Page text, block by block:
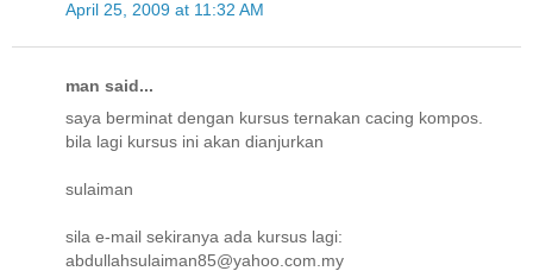
April 25, 2009 at 11:32 AM
man said...
saya berminat dengan kursus ternakan cacing kompos.
bila lagi kursus ini akan dianjurkan
sulaiman
sila e-mail sekiranya ada kursus lagi:
abdullahsulaiman85@yahoo.com.my